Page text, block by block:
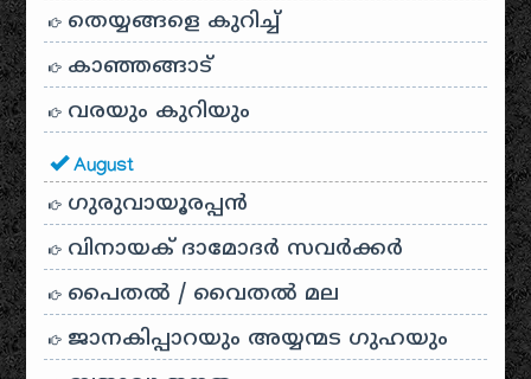
തെയ്യങ്ങളെ കുറിച്ച്
കാഞ്ഞങ്ങാട്
വരയും കുറിയും
August
ഗുരുവായൂരപ്പൻ
വിനായക് ദാമോദർ സവർക്കർ
പൈതൽ / വൈതൽ മല
ജാനകിപ്പാറയും അയ്യന്മട ഗുഹയും